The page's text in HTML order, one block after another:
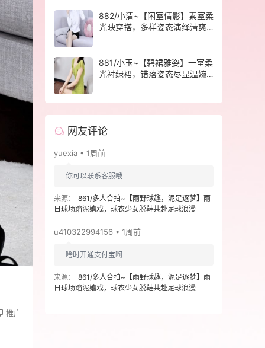
推广
882/小清~【闲室倩影】素室柔
光映穿搭，多样姿态演绎清爽
881/小玉~【碧裙雅姿】一室柔
光衬绿裙，错落姿态尽显温婉
网友评论
yuexia • 1周前
你可以联系客服哦
来源：
861/多人合拍~【雨野球趣，泥足逐梦】雨
日球场踏泥嬉戏，球衣少女脱鞋共赴足球浪漫
u410322994156 • 1周前
啥时开通支付宝啊
来源：
861/多人合拍~【雨野球趣，泥足逐梦】雨
日球场踏泥嬉戏，球衣少女脱鞋共赴足球浪漫